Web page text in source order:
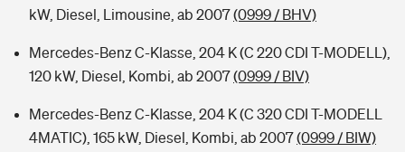
kW, Diesel, Limousine, ab 2007(0999 / BHV)
Mercedes-Benz C-Klasse, 204 K (C 220 CDI T-MODELL),
120 kW, Diesel, Kombi, ab 2007(0999 / BIV)
Mercedes-Benz C-Klasse, 204 K (C 320 CDI T-MODELL
4MATIC), 165 kW, Diesel, Kombi, ab 2007(0999 / BIW)